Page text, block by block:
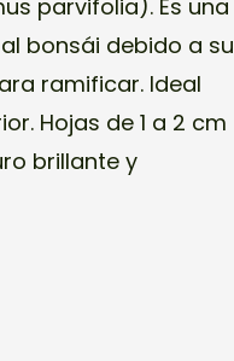
parvifolia). Es una
bonsái debido a su
ramificar. Ideal
Hojas de 1 a 2 cm
brillante y
mantiene las hojas
a principios de
sámaras aladas